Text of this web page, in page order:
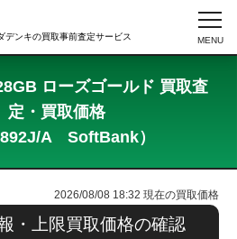
デンキの買取事前査定サービス
ローズゴールド 買取査
定・買取価格
A SoftBank）
2026/08/08 18:32 現在の買取価格
・上限買取価格の確認